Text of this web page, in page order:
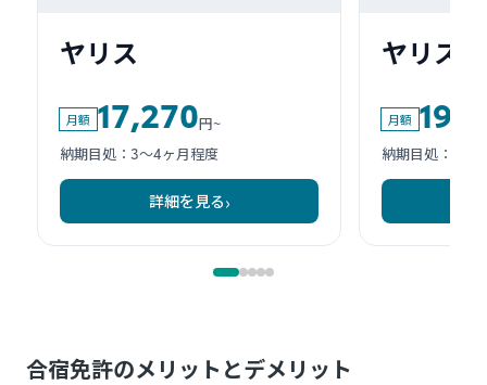
合宿免許のメリットとデメリット